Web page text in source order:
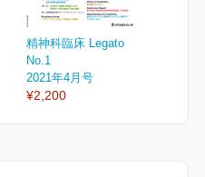
精神科臨床 Legato Vol.7
No.1
2021年4月号
¥2,200